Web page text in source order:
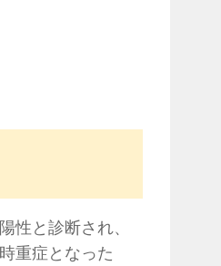
性と診断され、
重症となった